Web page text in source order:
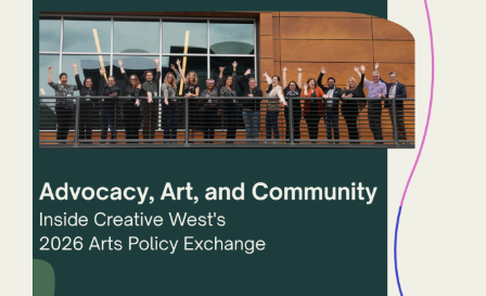
报告
职员
州立艺术机构
故事
技术
年